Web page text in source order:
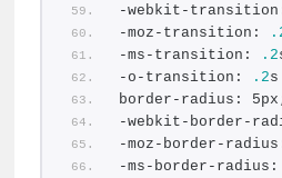
-webkit-
-moz-transition:
-ms-transition:
.2
-o-transition:
.2
border-radius:
-webkit-border-
-moz-border-
-ms-border-radius: